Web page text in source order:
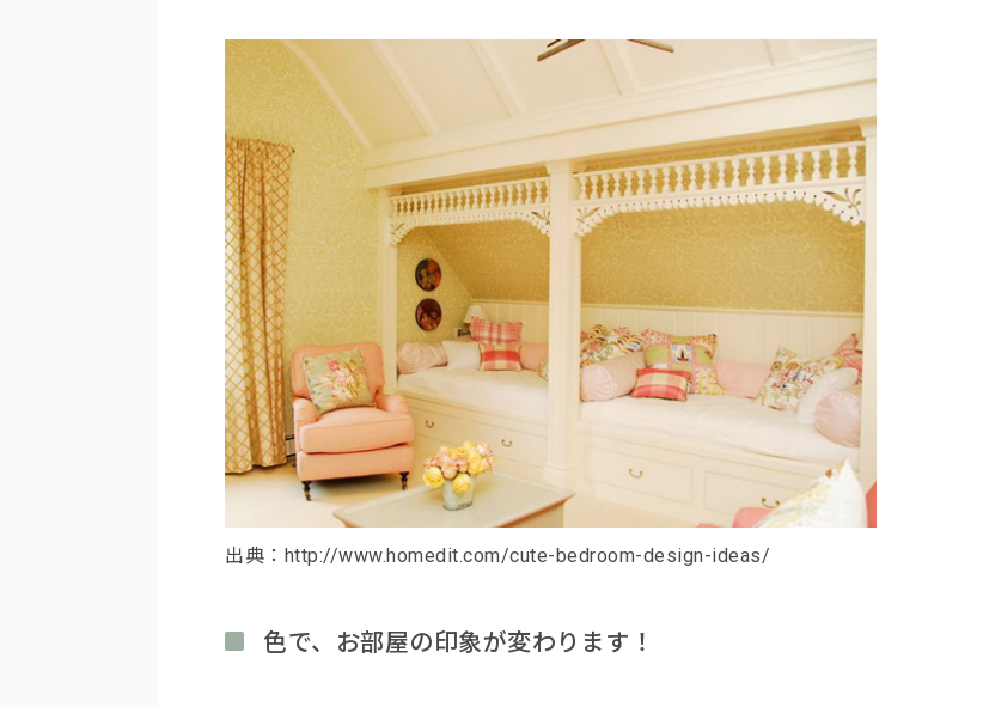
出典：http://www.homedit.com/cute-bedroom-design-ideas/
色で、お部屋の印象が変わります！